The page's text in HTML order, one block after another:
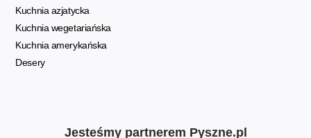
Kuchnia azjatycka
Kuchnia wegetariańska
Kuchnia amerykańska
Desery
Jesteśmy partnerem Pyszne.pl